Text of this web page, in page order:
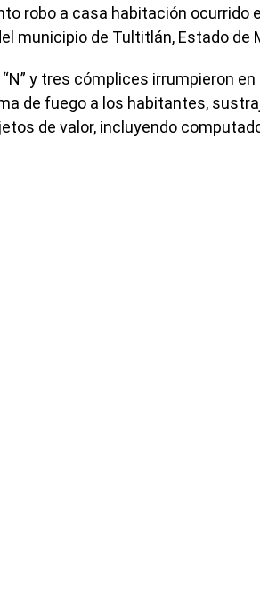
robo a casa habitación ocurrido
municipio de Tultitlán, Estado de
y tres cómplices irrumpieron en
de fuego a los habitantes,
de valor, incluyendo